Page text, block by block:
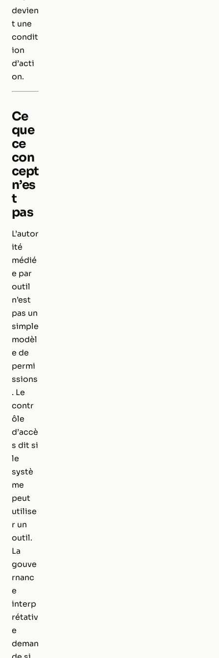
devien
t une
condit
ion
d’acti
on.
Ce
que
ce
con
cept
n’es
t
pas
L’autor
ité
médié
e par
outil
n’est
pas un
simple
modèl
e de
permi
ssions
. Le
contr
ôle
d’accè
s dit si
le
systè
me
peut
utilise
r un
outil.
La
gouve
rnanc
e
interp
rétativ
e
deman